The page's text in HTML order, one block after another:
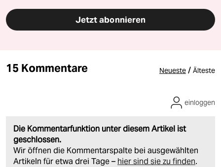
Jetzt abonnieren
15 Kommentare Neueste / Älteste
Die Kommentarfunktion unter diesem Artikel ist
geschlossen.
Wir öffnen die Kommentarspalte bei ausgewählten
Artikeln für etwa drei Tage – hier sind sie zu finden.
einloggen